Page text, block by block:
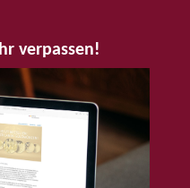
verpassen!